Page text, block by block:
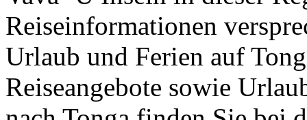
Reiseinformationen
Urlaub und Ferien auf
Reiseangebote sowie